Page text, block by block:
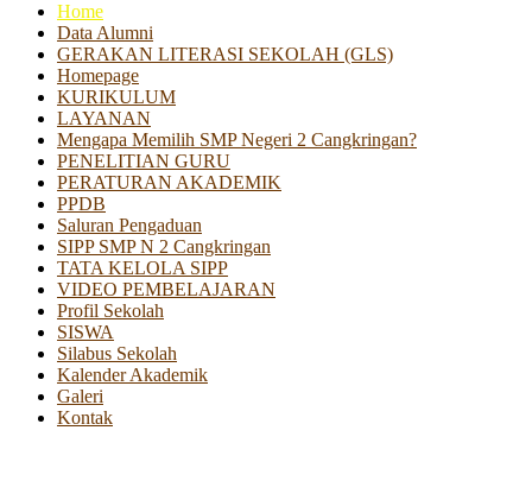
Home
Data Alumni
GERAKAN LITERASI SEKOLAH (GLS)
Homepage
KURIKULUM
LAYANAN
Mengapa Memilih SMP Negeri 2 Cangkringan?
PENELITIAN GURU
PERATURAN AKADEMIK
PPDB
Saluran Pengaduan
SIPP SMP N 2 Cangkringan
TATA KELOLA SIPP
VIDEO PEMBELAJARAN
Profil Sekolah
SISWA
Silabus Sekolah
Kalender Akademik
Galeri
Kontak